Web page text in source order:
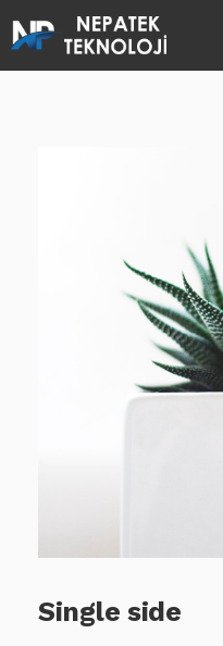
Single side